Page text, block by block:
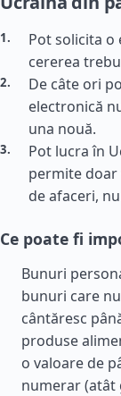
Pot solicita o
cererea
De câte ori
electronică
una nouă.
Pot lucra în
permite doar
de afaceri,
Ce poate fi
Bunuri
bunuri care
cântăresc
produse
o valoare de
numerar (atât